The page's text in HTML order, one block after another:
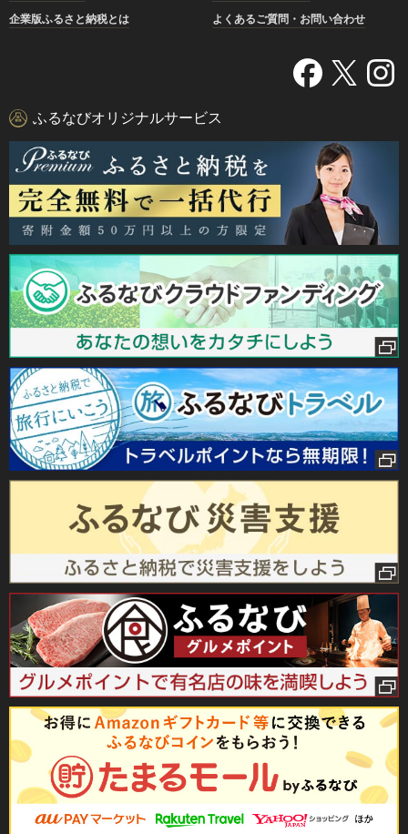
企業版ふるさと納税とは
よくあるご質問・お問い合わせ
ふるなびオリジナルサービス